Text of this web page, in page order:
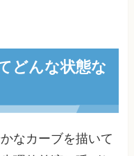
どんな状態な
なカーブを描いて